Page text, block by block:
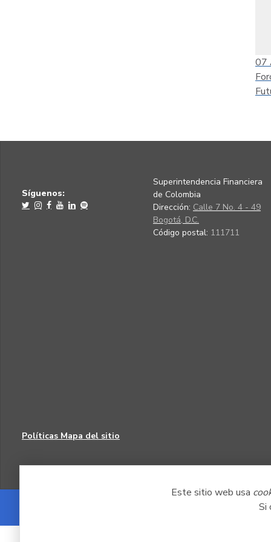
Este sitio web usa
Si
07
Síguenos:
Superintendencia Financiera
de Colombia
Dirección: Calle 7 No. 4 - 49
Bogotá, D.C.
Código postal: 111711
Políticas Mapa del sitio